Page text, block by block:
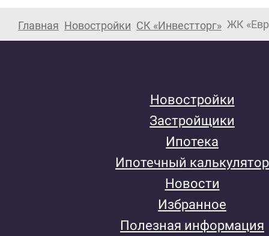
Главная Новостройки СК «Инвестторг» ЖК
Новостройки
Застройщики
Ипотека
Ипотечный калькулятор
Новости
Избранное
Полезная информация